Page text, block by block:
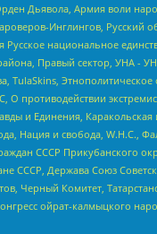
Дьявола, Армия воли
Инглингов,
национальное
Правый сектор, УНА -
противодействии
и Единения,
Нация и свобода, W.H.С.,
СССР Прикубанского
СССР, Держава Союз
Черный Комитет,
ойрат-калмыцкого